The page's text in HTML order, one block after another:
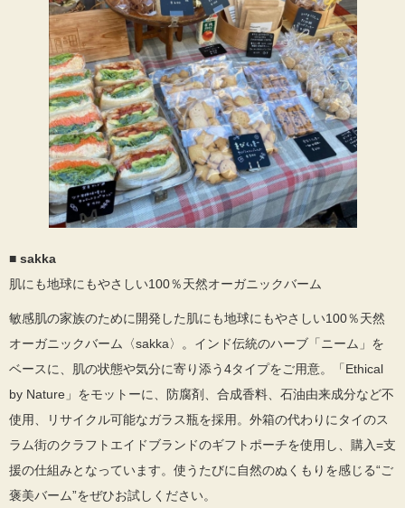
■ sakka
肌にも地球にもやさしい100％天然オーガニックバーム
敏感肌の家族のために開発した肌にも地球にもやさしい100％天然
オーガニックバーム〈sakka〉。インド伝統のハーブ「ニーム」を
ベースに、肌の状態や気分に寄り添う4タイプをご用意。「Ethical
by Nature」をモットーに、防腐剤、合成香料、石油由来成分など不
使用、リサイクル可能なガラス瓶を採用。外箱の代わりにタイのス
ラム街のクラフトエイドブランドのギフトポーチを使用し、購入=支
援の仕組みとなっています。使うたびに自然のぬくもりを感じる“ご
褒美バーム”をぜひお試しください。